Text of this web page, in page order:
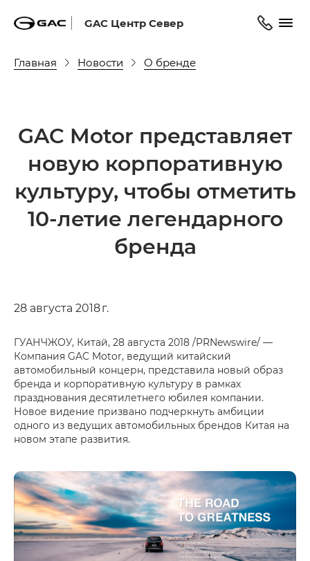
GAC Центр Север
Главная Новости О бренде
GAC Motor представляет
новую корпоративную
культуру, чтобы отметить
10-летие легендарного
бренда
28 августа 2018 г.
ГУАНЧЖОУ, Китай, 28 августа 2018 /PRNewswire/ —
Компания GAC Motor, ведущий китайский
автомобильный концерн, представила новый образ
бренда и корпоративную культуру в рамках
празднования десятилетнего юбилея компании.
Новое видение призвано подчеркнуть амбиции
одного из ведущих автомобильных брендов Китая на
новом этапе развития.